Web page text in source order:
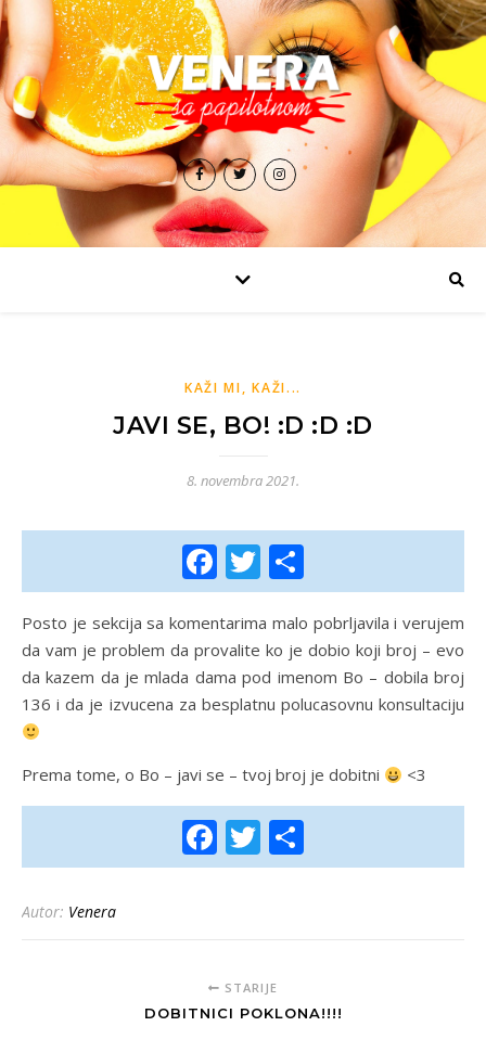
KAŽI MI, KAŽI...
JAVI SE, BO! :D :D :D
8. novembra 2021.
Facebook
Twitter
Posto je sekcija sa komentarima malo pobrljavila i verujem
da vam je problem da provalite ko je dobio koji broj – evo
da kazem da je mlada dama pod imenom Bo – dobila broj
136 i da je izvucena za besplatnu polucasovnu konsultaciju
Prema tome, o Bo – javi se – tvoj broj je dobitni <3
Facebook
Twitter
Autor: Venera
STARIJE
DOBITNICI POKLONA!!!!